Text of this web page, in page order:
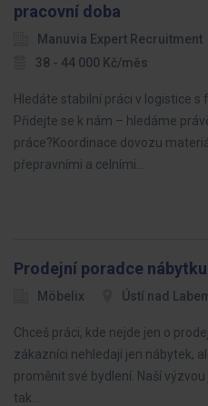
pracovní doba
Manuvia Expert Recruitment
38 - 44 000 Kč/měs
Hledáte stabilní práci v logistice s
Přidejte se k nám – hledáme
práce?Koordinace dovozu
přepravními a celními…
Prodejní poradce
Möbelix Ústí nad
Chceš práci, kde nejde jen o
zákazníci nehledají jen nábytek,
proměnit své bydlení. Naší
tak…